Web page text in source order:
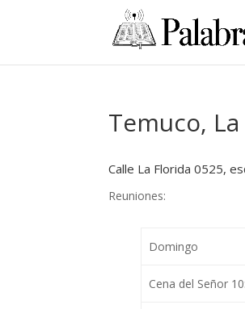
Temuco,
Calle La Florida 0525,
Reuniones:
Domingo
Cena del Señor